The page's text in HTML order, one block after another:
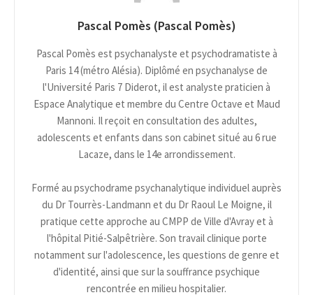
Pascal Pomès (Pascal Pomès)
Pascal Pomès est psychanalyste et psychodramatiste à
Paris 14 (métro Alésia). Diplômé en psychanalyse de
l'Université Paris 7 Diderot, il est analyste praticien à
Espace Analytique et membre du Centre Octave et Maud
Mannoni. Il reçoit en consultation des adultes,
adolescents et enfants dans son cabinet situé au 6 rue
Lacaze, dans le 14e arrondissement.
Formé au psychodrame psychanalytique individuel auprès
du Dr Tourrès-Landmann et du Dr Raoul Le Moigne, il
pratique cette approche au CMPP de Ville d'Avray et à
l'hôpital Pitié-Salpêtrière. Son travail clinique porte
notamment sur l'adolescence, les questions de genre et
d'identité, ainsi que sur la souffrance psychique
rencontrée en milieu hospitalier.